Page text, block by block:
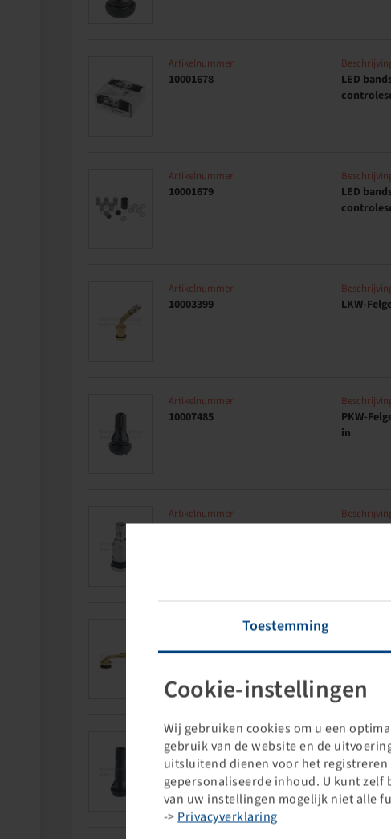
Toestemming
Cookie-instellingen
Wij gebruiken cookies om u een
gebruik van de website en de
uitsluitend dienen voor het
gepersonaliseerde inhoud. U kunt zelf
van uw instellingen mogelijk niet alle
-> Privacyverklaring
Artikelnummer
10001678
LED
Artikelnummer
10001679
LED
Artikelnummer
10003399 LKW-
Artikelnummer
10007485
PKW-
in
Artikelnummer
Artikelnummer
10007488
Beschrijving
PKW-